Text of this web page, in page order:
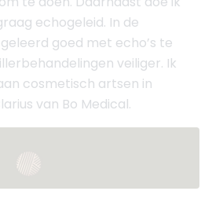
echogeleid. In de
goed met echo’s te
veiliger. Ik
cosmetisch artsen in
van Bo Medical.